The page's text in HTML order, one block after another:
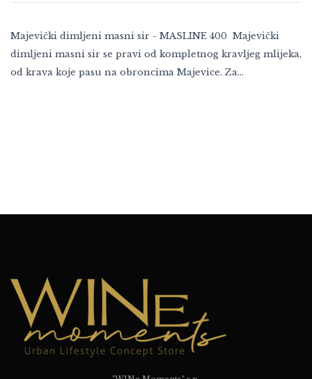
Majevički dimljeni masni sir - MASLINE 400 Majevički
dimljeni masni sir se pravi od kompletnog kravljeg mlijeka,
od krava koje pasu na obroncima Majevice. Za…